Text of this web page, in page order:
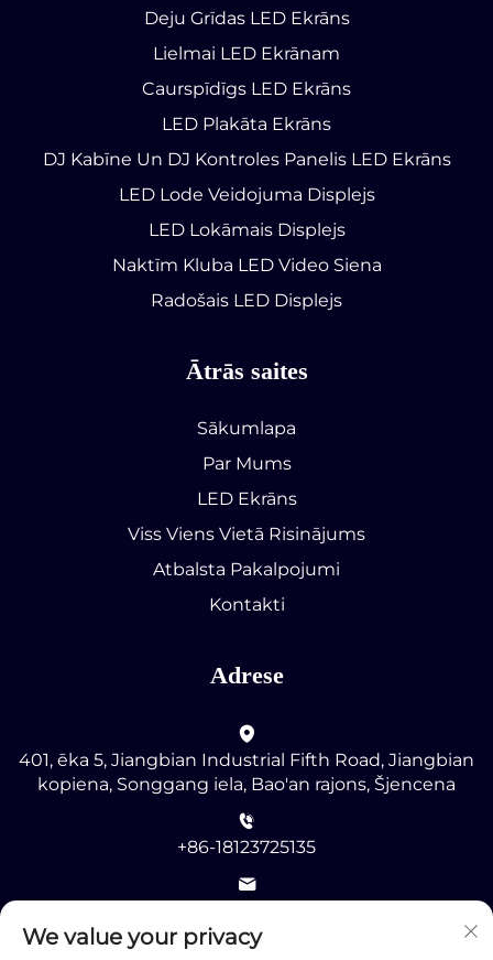
Deju Grīdas LED Ekrāns
Lielmai LED Ekrānam
Caurspīdīgs LED Ekrāns
LED Plakāta Ekrāns
DJ Kabīne Un DJ Kontroles Panelis LED Ekrāns
LED Lode Veidojuma Displejs
LED Lokāmais Displejs
Naktīm Kluba LED Video Siena
Radošais LED Displejs
Ātrās saites
Sākumlapa
Par Mums
LED Ekrāns
Viss Viens Vietā Risinājums
Atbalsta Pakalpojumi
Kontakti
Adrese
401, ēka 5, Jiangbian Industrial Fifth Road, Jiangbian
kopiena, Songgang iela, Bao'an rajons, Šjencena
+86-18123725135
We value your privacy